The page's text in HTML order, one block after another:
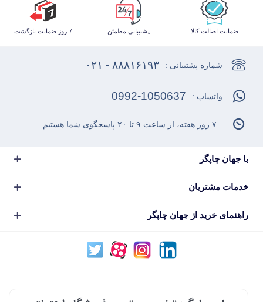
ضمانت اصالت کالا پشتیبانی مطمئن 7 روز ضمانت بازگشت
با جهان چاپگر
خدمات مشتریان
راهنمای خرید از جهان چاپگر
شماره پشتیبانی : ۸۸۸۱۶۱۹۳ - ۰۲۱
واتساپ : 0992-1050637
۷ روز هفته، از ساعت ۹ تا ۲۰ پاسخگوی شما هستیم